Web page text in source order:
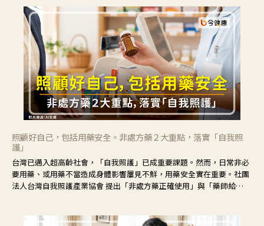
照顧好自己，包括用藥安全。非處方藥２大重點，落實「自我照
護」
台灣已邁入超高齡社會，「自我照護」已成重要課題。然而，日常非必
要用藥、或用藥不當造成身體影響屢見不鮮，用藥安全實在重要。社團
法人台灣自我照護產業協會 提出「非處方藥正確使用」與「藥師給